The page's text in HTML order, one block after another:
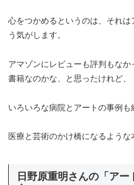
心をつかめるというのは、それ
う気がします。
アマゾンにレビューも評判もな
書籍なのかな、と思ったけれど、
いろいろな病院とアートの事例も
医療と芸術のかけ橋になるよう
日野原重明さんの「アー